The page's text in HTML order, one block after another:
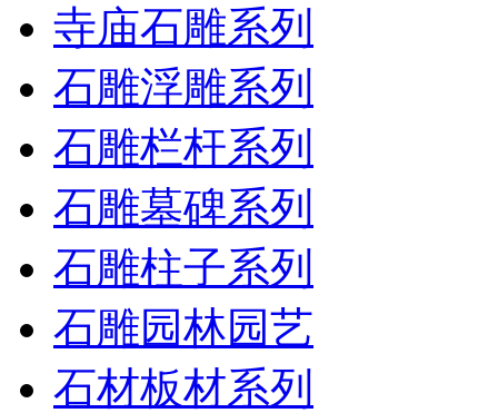
寺庙石雕系列
石雕浮雕系列
石雕栏杆系列
石雕墓碑系列
石雕柱子系列
石雕园林园艺
石材板材系列